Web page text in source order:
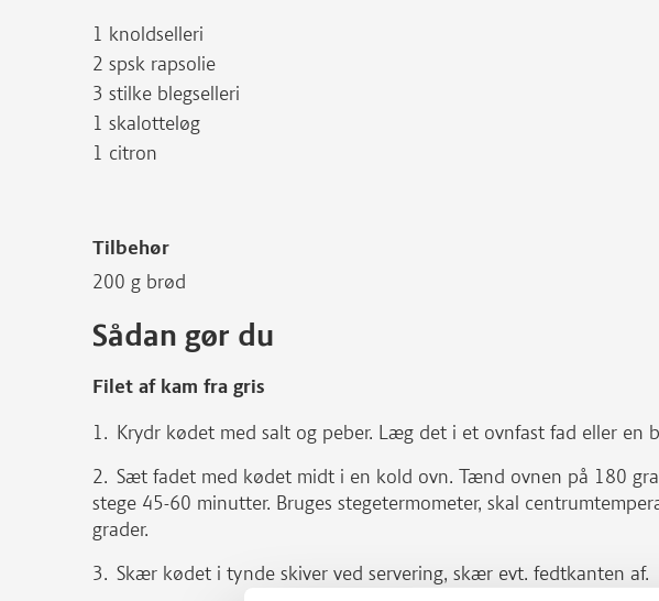
1 knoldselleri
2 spsk rapsolie
3 stilke blegselleri
1 skalotteløg
1 citron
Tilbehør
200 g brød
Sådan gør du
Filet af kam fra gris
Krydr kødet med salt og peber. Læg det i et ovnfast fad eller en
Sæt fadet med kødet midt i en kold ovn. Tænd ovnen på 180
stege 45-60 minutter. Bruges stegetermometer, skal
grader.
Skær kødet i tynde skiver ved servering, skær evt. fedtkanten af.